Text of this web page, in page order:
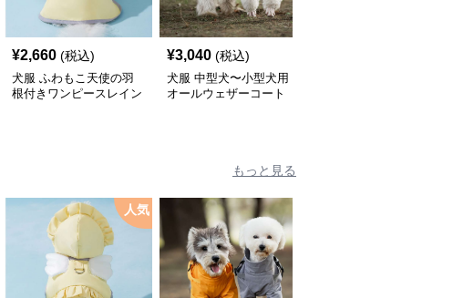
¥2,660 (税込)
犬服 ふわもこ天使の羽
根付きワンピースレイン
¥3,040 (税込)
犬服 中型犬〜小型犬用
オールウェザーコート
もっと見る
人気